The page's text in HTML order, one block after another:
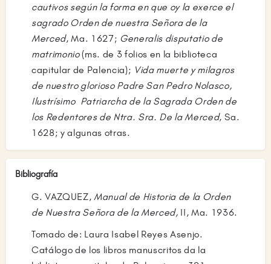
cautivos según la forma en que oy la exerce el
sagrado Orden de nuestra Señora de la
Merced, Ma. 1627; Generalis disputatio de
matrimonio(ms. de 3 folios en la biblioteca
capitular de Palencia); Vida muerte y milagros
de nuestro glorioso Padre San Pedro Nolasco,
Ilustrísimo Patriarcha de la Sagrada Orden de
los Redentores de Ntra. Sra. De la Merced, Sa.
1628; y algunas otras.
Bibliografía
G. VAZQUEZ, Manual de Historia de la Orden
de Nuestra Señora de la Merced, II, Ma. 1936.
Tomado de: Laura Isabel Reyes Asenjo.
Catálogo de los libros manuscritos da la